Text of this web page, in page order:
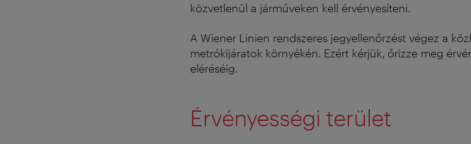
közvetlenül a járműveken kell érvényesíteni.
A Wiener Linien rendszeres jegyellenőrzést végez a
metrókijáratok környékén. Ezért kérjük, őrizze meg
eléréséig.
Érvényességi terület